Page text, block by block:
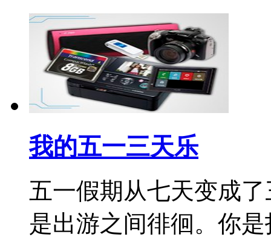
我的五一三天乐
五一假期从七天变成
是出游之间徘徊。你